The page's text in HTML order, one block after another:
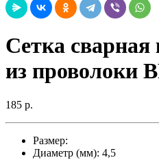
Сетка
из проволоки
185 р.
Размер:
Диаметр (мм): 4,5